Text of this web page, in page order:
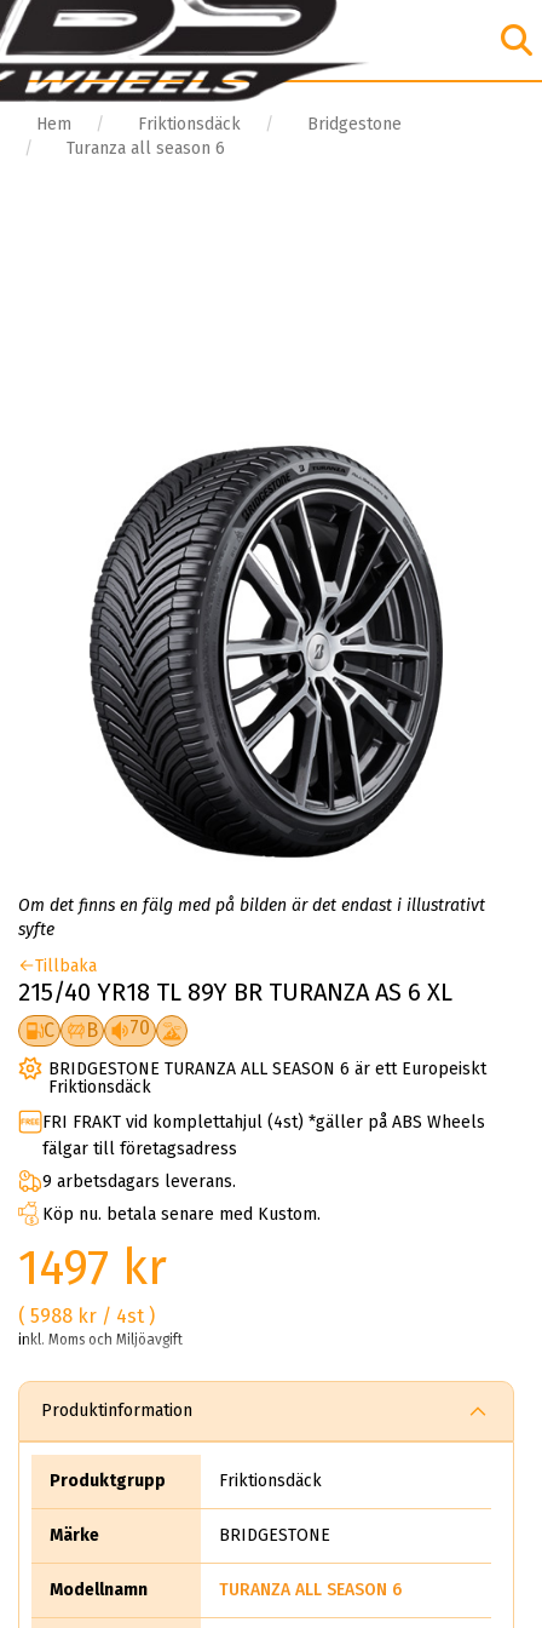
Hem Friktionsdäck
Bridgestone
Turanza all season 6
Om det finns en fälg med på bilden är det endast i illustrativt
syfte
Tillbaka
215/40 YR18 TL 89Y BR TURANZA AS 6 XL
C B 70
BRIDGESTONE TURANZA ALL SEASON 6 är ett Europeiskt
Friktionsdäck
FRI FRAKT vid komplettahjul (4st) *gäller på ABS Wheels
fälgar till företagsadress
9 arbetsdagars leverans.
Köp nu. betala senare med Kustom.
1497 kr
( 5988 kr / 4st )
inkl. Moms och Miljöavgift
Produktinformation
Produktgrupp Friktionsdäck
Märke BRIDGESTONE
Modellnamn TURANZA ALL SEASON 6